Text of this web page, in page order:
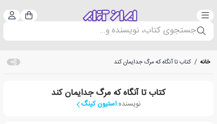
دسته‌بندی سبد
جستجوی کتاب، نویسنده و...
خانه / کتاب تا آنگاه که مرگ جدایمان کند
کتاب تا آنگاه که مرگ جدایمان کند
نویسنده:استیون کینگ